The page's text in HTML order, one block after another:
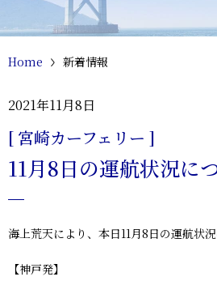
Home 新着情報
2021年11月8日
[ 宮崎カーフェリー ]
11月8日の運航状況に
海上荒天により、本日11月8日の運航状
【神戸発】